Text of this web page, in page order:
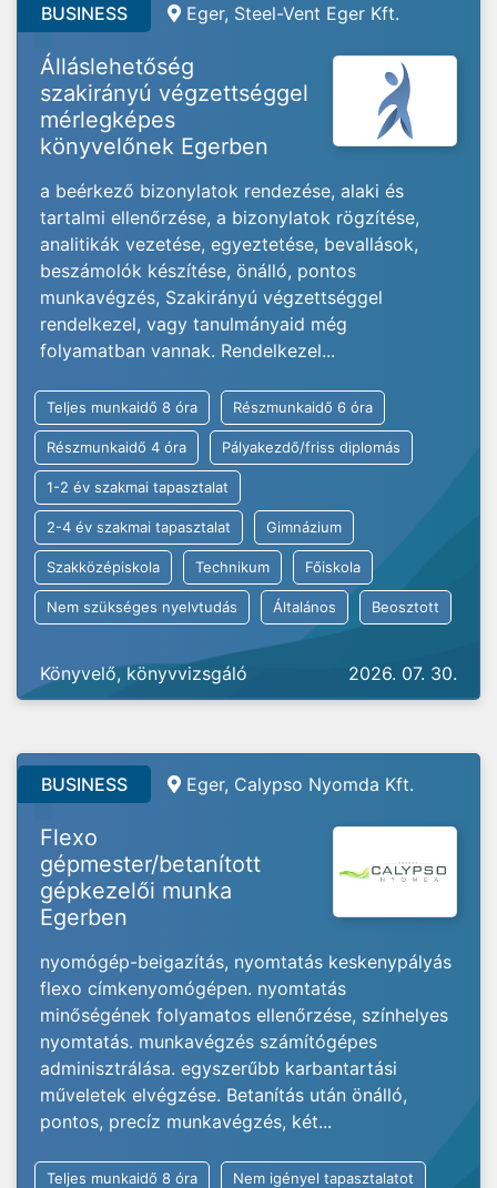
BUSINESS Eger, Steel-Vent Eger Kft.
Álláslehetőség
szakirányú végzettséggel
mérlegképes
könyvelőnek Egerben
a beérkező bizonylatok rendezése, alaki és
tartalmi ellenőrzése, a bizonylatok rögzítése,
analitikák vezetése, egyeztetése, bevallások,
beszámolók készítése, önálló, pontos
munkavégzés, Szakirányú végzettséggel
rendelkezel, vagy tanulmányaid még
folyamatban vannak. Rendelkezel...
Teljes munkaidő 8 óra Részmunkaidő 6 óra
Részmunkaidő 4 óra Pályakezdő/friss diplomás
1-2 év szakmai tapasztalat
2-4 év szakmai tapasztalat Gimnázium
Szakközépiskola Technikum Főiskola
Nem szükséges nyelvtudás Általános Beosztott
Könyvelő, könyvvizsgáló 2026. 07. 30.
BUSINESS Eger, Calypso Nyomda Kft.
Flexo
gépmester/betanított
gépkezelői munka
Egerben
nyomógép-beigazítás, nyomtatás keskenypályás
flexo címkenyomógépen. nyomtatás
minőségének folyamatos ellenőrzése, színhelyes
nyomtatás. munkavégzés számítógépes
adminisztrálása. egyszerűbb karbantartási
műveletek elvégzése. Betanítás után önálló,
pontos, precíz munkavégzés, két...
Teljes munkaidő 8 óra Nem igényel tapasztalatot